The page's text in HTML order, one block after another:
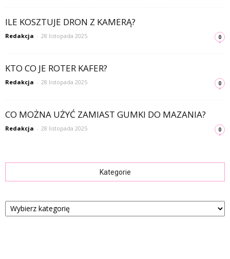
ILE KOSZTUJE DRON Z KAMERĄ?
Redakcja - 28 listopada 2025 0
KTO CO JE ROTER KAFER?
Redakcja - 28 listopada 2025 0
CO MOŻNA UŻYĆ ZAMIAST GUMKI DO MAZANIA?
Redakcja - 28 listopada 2025 0
Kategorie
Kategorie